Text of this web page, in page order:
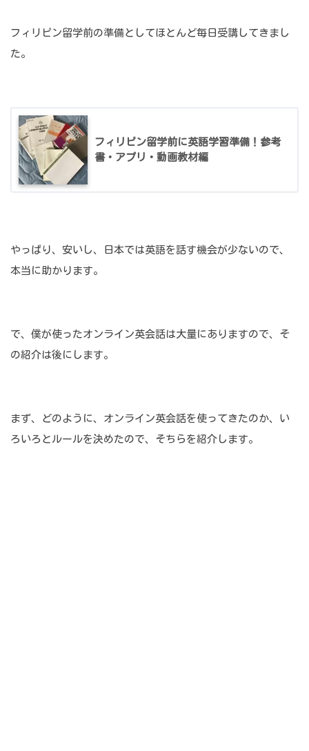
フィリピン留学前の準備としてほとんど毎日受講してきまし
た。
フィリピン留学前に英語学習準備！参考
書・アプリ・動画教材編
やっぱり、安いし、日本では英語を話す機会が少ないので、
本当に助かります。
で、僕が使ったオンライン英会話は大量にありますので、そ
の紹介は後にします。
まず、どのように、オンライン英会話を使ってきたのか、い
ろいろとルールを決めたので、そちらを紹介します。